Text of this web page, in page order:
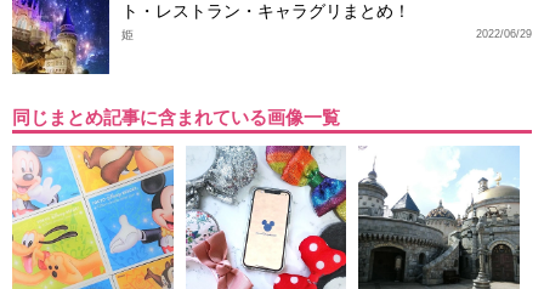
ト・レストラン・キャラグリまとめ！
2022/06/29
姫
同じまとめ記事に含まれている画像一覧